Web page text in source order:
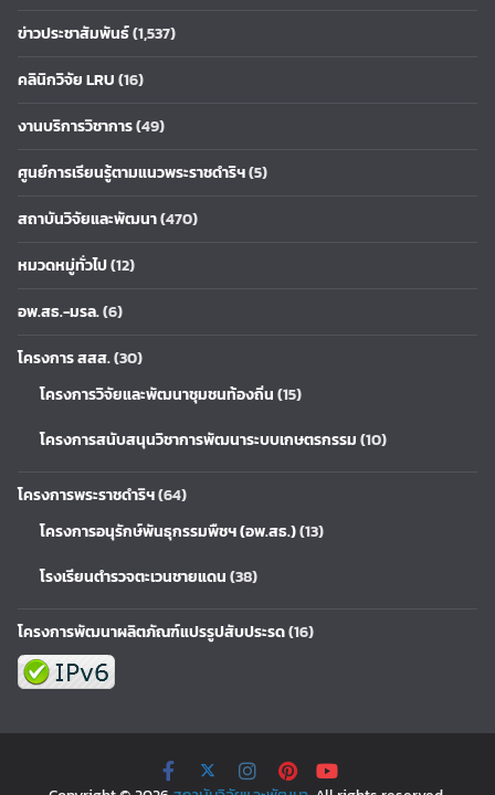
ข่าวประชาสัมพันธ์(1,537)
คลินิกวิจัย LRU(16)
งานบริการวิชาการ(49)
ศูนย์การเรียนรู้ตามแนวพระราชดำริฯ(5)
สถาบันวิจัยและพัฒนา(470)
หมวดหมู่ทั่วไป(12)
อพ.สธ.-มรล.(6)
โครงการ สสส.(30)
โครงการวิจัยและพัฒนาชุมชนท้องถิ่น(15)
โครงการสนับสนุนวิชาการพัฒนาระบบเกษตรกรรม(10)
โครงการพระราชดำริฯ(64)
โครงการอนุรักษ์พันธุกรรมพืชฯ (อพ.สธ.)(13)
โรงเรียนตำรวจตะเวนชายแดน(38)
โครงการพัฒนาผลิตภัณฑ์แปรรูปสับประรด(16)